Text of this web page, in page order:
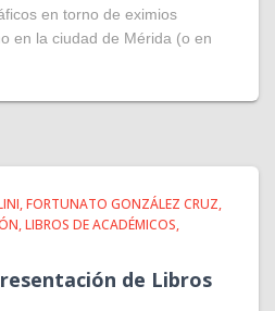
en torno de eximios
en la ciudad de Mérida (o en
FORTUNATO GONZÁLEZ CRUZ
LIBROS DE ACADÉMICOS
de Libros